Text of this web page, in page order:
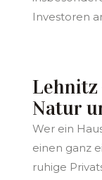
Investoren
Lehnitz
Natur
Wer ein
einen ganz
ruhige